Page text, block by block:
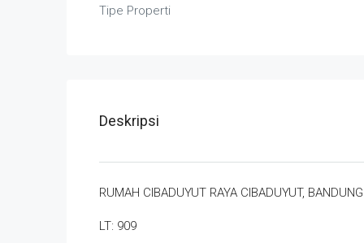
Tipe Properti
Deskripsi
RUMAH CIBADUYUT RAYA CIBADUYUT, BANDUNG
LT: 909